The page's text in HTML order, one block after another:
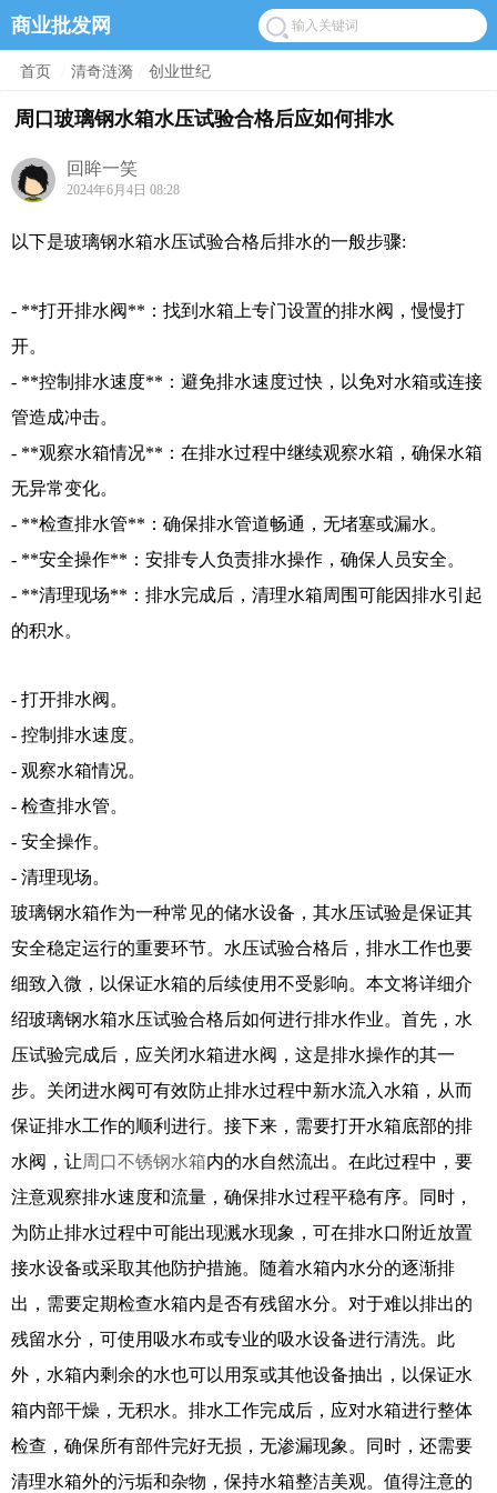
商业批发网
首页 清奇涟漪 创业世纪
周口玻璃钢水箱水压试验合格后应如何排水
回眸一笑
2024年6月4日 08:28
以下是玻璃钢水箱水压试验合格后排水的一般步骤:
- **打开排水阀**：找到水箱上专门设置的排水阀，慢慢打
开。
- **控制排水速度**：避免排水速度过快，以免对水箱或连接
管造成冲击。
- **观察水箱情况**：在排水过程中继续观察水箱，确保水箱
无异常变化。
- **检查排水管**：确保排水管道畅通，无堵塞或漏水。
- **安全操作**：安排专人负责排水操作，确保人员安全。
- **清理现场**：排水完成后，清理水箱周围可能因排水引起
的积水。
- 打开排水阀。
- 控制排水速度。
- 观察水箱情况。
- 检查排水管。
- 安全操作。
- 清理现场。
玻璃钢水箱作为一种常见的储水设备，其水压试验是保证其
安全稳定运行的重要环节。水压试验合格后，排水工作也要
细致入微，以保证水箱的后续使用不受影响。本文将详细介
绍玻璃钢水箱水压试验合格后如何进行排水作业。首先，水
压试验完成后，应关闭水箱进水阀，这是排水操作的其一
步。关闭进水阀可有效防止排水过程中新水流入水箱，从而
保证排水工作的顺利进行。接下来，需要打开水箱底部的排
水阀，让周口不锈钢水箱内的水自然流出。在此过程中，要
注意观察排水速度和流量，确保排水过程平稳有序。同时，
为防止排水过程中可能出现溅水现象，可在排水口附近放置
接水设备或采取其他防护措施。随着水箱内水分的逐渐排
出，需要定期检查水箱内是否有残留水分。对于难以排出的
残留水分，可使用吸水布或专业的吸水设备进行清洗。此
外，水箱内剩余的水也可以用泵或其他设备抽出，以保证水
箱内部干燥，无积水。排水工作完成后，应对水箱进行整体
检查，确保所有部件完好无损，无渗漏现象。同时，还需要
清理水箱外的污垢和杂物，保持水箱整洁美观。值得注意的